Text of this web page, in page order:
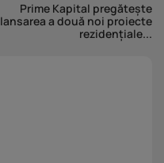
Prime Kapital pregătește
lansarea a două noi proiecte
rezidențiale...